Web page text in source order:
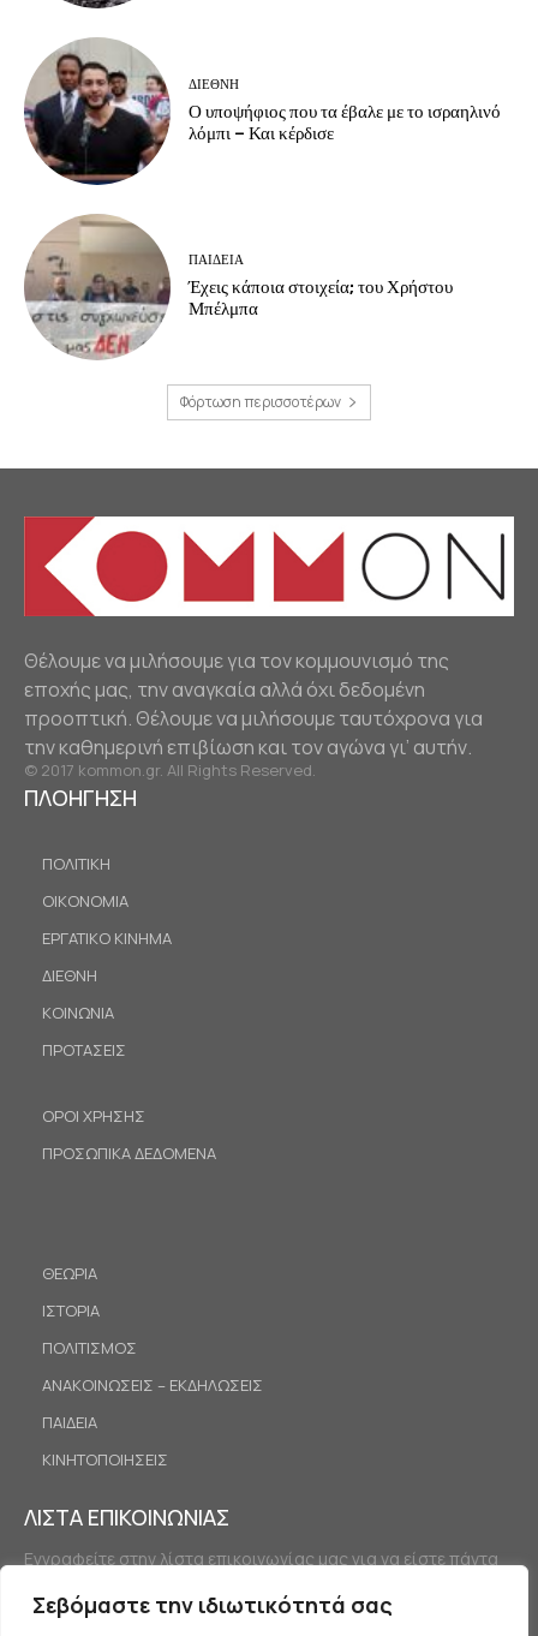
Σεβόμαστε την ιδιωτικότητά σας
ΔΙΕΘΝΗ
Ο υποψήφιος που τα έβαλε με το ισραηλινό
λόμπι – Και κέρδισε
ΠΑΙΔΕΙΑ
Έχεις κάποια στοιχεία; του Χρήστου
Μπέλμπα
Φόρτωση περισσοτέρων
Θέλουμε να μιλήσουμε για τον κομμουνισμό της
εποχής μας, την αναγκαία αλλά όχι δεδομένη
προοπτική. Θέλουμε να μιλήσουμε ταυτόχρονα για
την καθημερινή επιβίωση και τον αγώνα γι’ αυτήν.
© 2017 kommon.gr. All Rights Reserved.
ΠΛΟΗΓΗΣΗ
ΠΟΛΙΤΙΚΗ
ΟΙΚΟΝΟΜΙΑ
ΕΡΓΑΤΙΚΟ ΚΙΝΗΜΑ
ΔΙΕΘΝΗ
ΚΟΙΝΩΝΙΑ
ΠΡΟΤΑΣΕΙΣ
ΟΡΟΙ ΧΡΗΣΗΣ
ΠΡΟΣΩΠΙΚΑ ΔΕΔΟΜΕΝΑ
ΘΕΩΡΙΑ
ΙΣΤΟΡΙΑ
ΠΟΛΙΤΙΣΜΟΣ
ΑΝΑΚΟΙΝΩΣΕΙΣ – ΕΚΔΗΛΩΣΕΙΣ
ΠΑΙΔΕΙΑ
ΚΙΝΗΤΟΠΟΙΗΣΕΙΣ
ΛΙΣΤΑ ΕΠΙΚΟΙΝΩΝΙΑΣ
Εγγραφείτε στην λίστα επικοινωνίας μας για να είστε πάντα